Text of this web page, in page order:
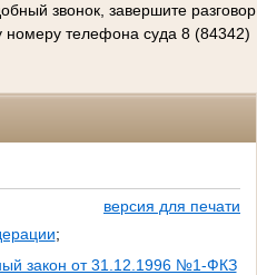
звонок, завершите разговор
телефона суда 8 (84342)
версия для печати
;
закон от 31.12.1996 №1-ФКЗ